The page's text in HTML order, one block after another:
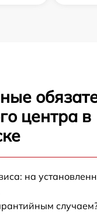
центра в
на